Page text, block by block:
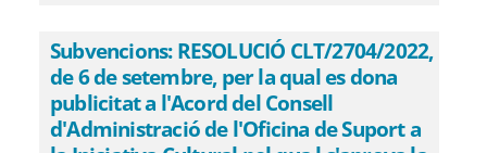
Subvencions: RESOLUCIÓ CLT/2704/2022,
de 6 de setembre, per la qual es dona
publicitat a l'Acord del Consell
d'Administració de l'Oficina de Suport a